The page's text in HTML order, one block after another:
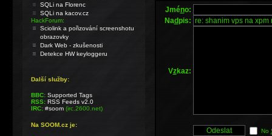
Jméno:
Nadpis:
Vzkaz:
No
SQLi na Florenc
SQLi na kacov.cz
HackForum:
Sciolink a pořizování screenshotu
obrazovky
Dark Web - zkušenosti
Detekce HW keyloggeru
Další služby:
BBC: Supported Tags
RSS: RSS Feeds v2.0
IRC: #soom(irc.2600.net)
Na SOOM.cz je: